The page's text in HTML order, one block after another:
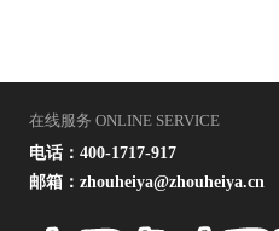
在线服务 ONLINE SERVICE
电话：400-1717-917
邮箱：zhouheiya@zhouheiya.cn